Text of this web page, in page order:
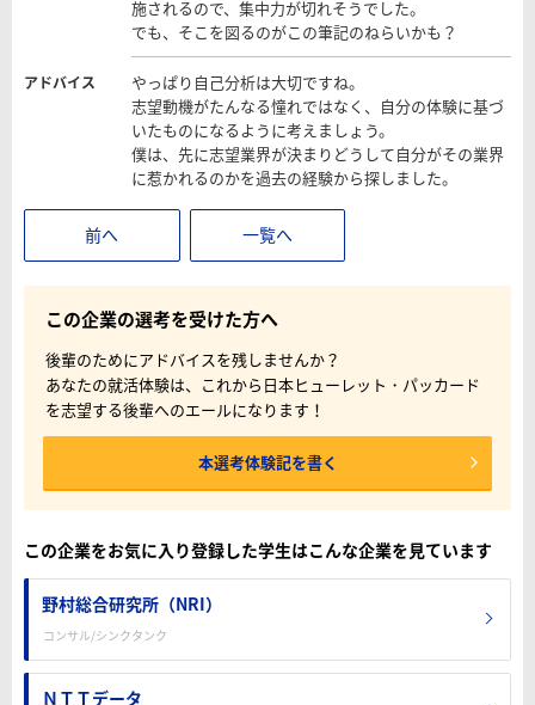
施されるので、集中力が切れそうでした。
でも、そこを図るのがこの筆記のねらいかも？
アドバイス
やっぱり自己分析は大切ですね。
志望動機がたんなる憧れではなく、自分の体験に基づ
いたものになるように考えましょう。
僕は、先に志望業界が決まりどうして自分がその業界
に惹かれるのかを過去の経験から探しました。
前へ 一覧へ
この企業の選考を受けた方へ
後輩のためにアドバイスを残しませんか？
あなたの就活体験は、これから日本ヒューレット・パッカード
を志望する後輩へのエールになります！
本選考体験記を書く
この企業をお気に入り登録した学生はこんな企業を見ています
野村総合研究所（NRI）
コンサル/シンクタンク
ＮＴＴデータ